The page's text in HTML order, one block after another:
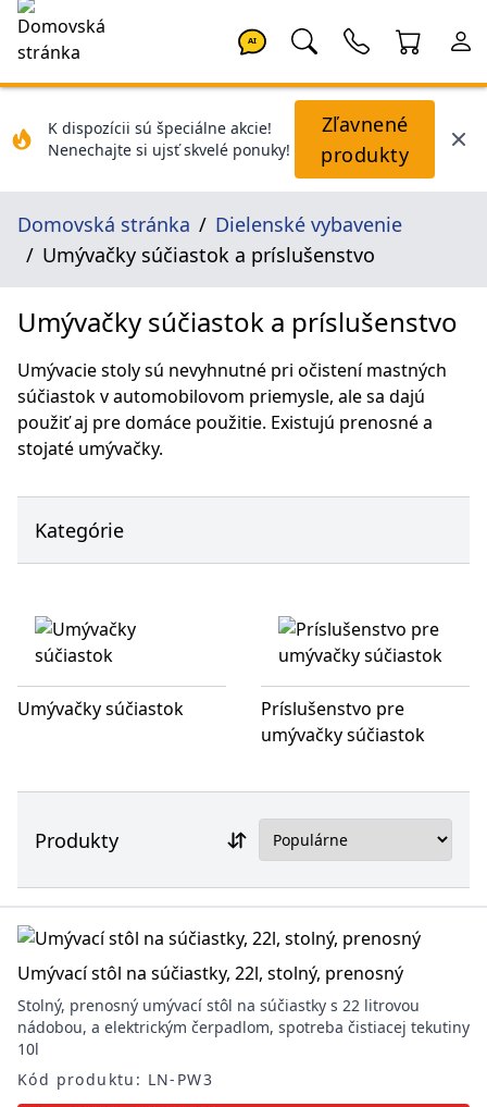
AI
K dispozícii sú špeciálne akcie!
Nenechajte si ujsť skvelé ponuky!
Zľavnené
produkty
Domovská stránka
Dielenské vybavenie
Umývačky súčiastok a príslušenstvo
Umývačky súčiastok a príslušenstvo
Umývacie stoly sú nevyhnutné pri očistení mastných
súčiastok v automobilovom priemysle, ale sa dajú
použiť aj pre domáce použitie. Existujú prenosné a
stojaté umývačky.
Kategórie
Umývačky súčiastok
Príslušenstvo pre
umývačky súčiastok
Produkty
Umývací stôl na súčiastky, 22l, stolný, prenosný
Stolný, prenosný umývací stôl na súčiastky s 22 litrovou
nádobou, a elektrickým čerpadlom, spotreba čistiacej tekutiny
10l
Kód produktu: LN-PW3